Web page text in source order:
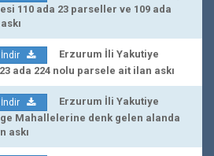
110 ada 23 parseller ve 109 ada
İndir
Erzurum İli Yakutiye
ada 224 nolu parsele ait ilan askı
İndir
Erzurum İli Yakutiye
Mahallelerine denk gelen alanda
askı